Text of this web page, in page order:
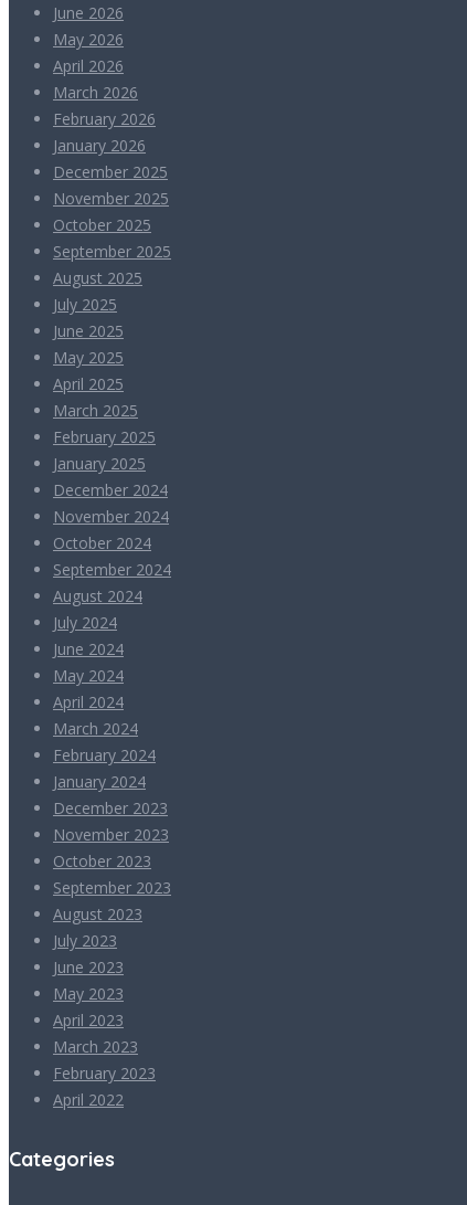
June 2026
May 2026
April 2026
March 2026
February 2026
January 2026
December 2025
November 2025
October 2025
September 2025
August 2025
July 2025
June 2025
May 2025
April 2025
March 2025
February 2025
January 2025
December 2024
November 2024
October 2024
September 2024
August 2024
July 2024
June 2024
May 2024
April 2024
March 2024
February 2024
January 2024
December 2023
November 2023
October 2023
September 2023
August 2023
July 2023
June 2023
May 2023
April 2023
March 2023
February 2023
April 2022
Categories